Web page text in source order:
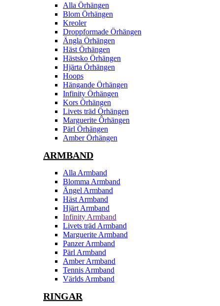
Alla Örhängen
Blom Örhängen
Kreoler
Droppformade Örhängen
Ängla Örhängen
Häst Örhängen
Hästsko Örhängen
Hjärta Örhängen
Hoops
Hängande Örhängen
Infinity Örhängen
Kors Örhängen
Livets träd Örhängen
Marguerite Ôrhängen
Pärl Örhängen
Amber Örhängen
ARMBAND
Alla Armband
Blomma Armband
Ängel Armband
Häst Armband
Hjärt Armband
Infinity Armband
Livets träd Armband
Marguerite Armband
Panzer Armband
Pärl Armband
Amber Armband
Tennis Armband
Världs Armband
RINGAR